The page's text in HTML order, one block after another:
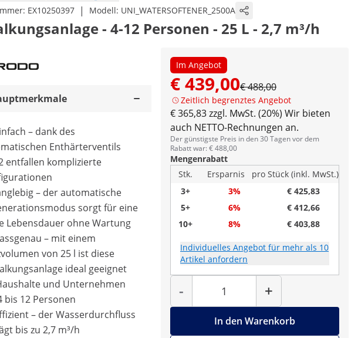
EX10250397 | Modell: UNI_WATERSOFTENER_2500A
- 4-12 Personen - 25 L - 2,7 m³/h
Im Angebot
€ 439,00€ 488,00
Zeitlich begrenztes Angebot
€ 365,83 zzgl. MwSt. (20%) Wir bieten
auch NETTO-Rechnungen an.
Der günstigste Preis in den 30 Tagen vor dem
Rabatt war: € 488,00
Mengenrabatt
Stk.
Ersparnis
pro Stück (inkl. MwSt.)
3+
3%
€ 425,83
5+
6%
€ 412,66
10+
8% € 403,88
Individuelles Angebot für mehr als 10
Artikel anfordern
-
Menge
+
In den Warenkorb
– dank des
Enthärterventils
entfallen komplizierte
– der automatische
sorgt für eine
Lebensdauer ohne Wartung
– mit einem
von 25 l ist diese
ideal geeignet
und Unternehmen
bis 12 Personen
– der Wasserdurchfluss
bis zu 2,7 m³/h